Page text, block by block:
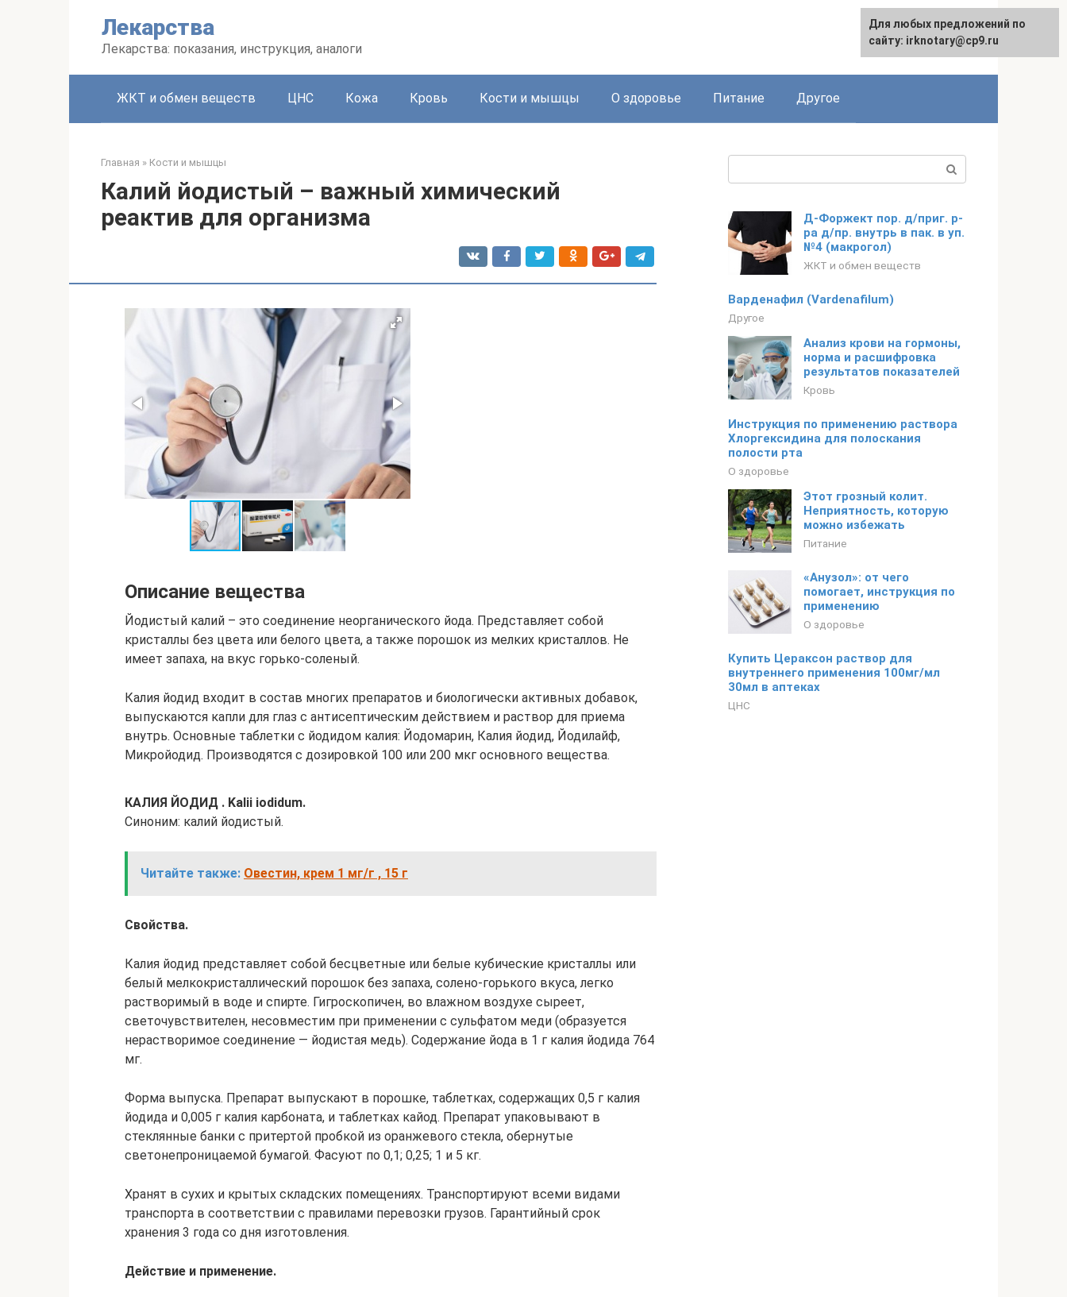
Лекарства
Лекарства: показания, инструкция, аналоги
ЖКТ и обмен веществ ЦНС Кожа Кровь Кости и мышцы О здоровье Питание Другое
Главная » Кости и мышцы
Калий йодистый – важный химический
реактив для организма
Описание вещества
Йодистый калий – это соединение неорганического йода. Представляет собой
кристаллы без цвета или белого цвета, а также порошок из мелких кристаллов. Не
имеет запаха, на вкус горько-соленый.
Калия йодид входит в состав многих препаратов и биологически активных добавок,
выпускаются капли для глаз с антисептическим действием и раствор для приема
внутрь. Основные таблетки с йодидом калия: Йодомарин, Калия йодид, Йодилайф,
Микройодид. Производятся с дозировкой 100 или 200 мкг основного вещества.
КАЛИЯ ЙОДИД . Kalii iodidum.
Синоним: калий йодистый.
Читайте также: Овестин, крем 1 мг/г , 15 г
Свойства.
Калия йодид представляет собой бесцветные или белые кубические кристаллы или
белый мелкокристаллический порошок без запаха, солено-горького вкуса, легко
растворимый в воде и спирте. Гигроскопичен, во влажном воздухе сыреет,
светочувствителен, несовместим при применении с сульфатом меди (образуется
нерастворимое соединение — йодистая медь). Содержание йода в 1 г калия йодида 764
мг.
Форма выпуска. Препарат выпускают в порошке, таблетках, содержащих 0,5 г калия
йодида и 0,005 г калия карбоната, и таблетках кайод. Препарат упаковывают в
стеклянные банки с притертой пробкой из оранжевого стекла, обернутые
светонепроницаемой бумагой. Фасуют по 0,1; 0,25; 1 и 5 кг.
Хранят в сухих и крытых складских помещениях. Транспортируют всеми видами
транспорта в соответствии с правилами перевозки грузов. Гарантийный срок
хранения 3 года со дня изготовления.
Действие и применение.
Д-Форжект пор. д/приг. р-
ра д/пр. внутрь в пак. в уп.
№4 (макрогол)
ЖКТ и обмен веществ
Варденафил (Vardenafilum)
Другое
Анализ крови на гормоны,
норма и расшифровка
результатов показателей
Кровь
Инструкция по применению раствора
Хлоргексидина для полоскания
полости рта
О здоровье
Этот грозный колит.
Неприятность, которую
можно избежать
Питание
«Анузол»: от чего
помогает, инструкция по
применению
О здоровье
Купить Цераксон раствор для
внутреннего применения 100мг/мл
30мл в аптеках
ЦНС
Для любых предложений по
сайту: irknotary@cp9.ru